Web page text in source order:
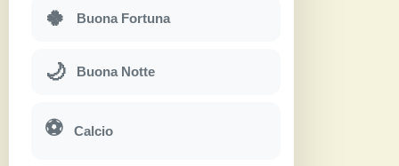
🍀 Buona Fortuna
🌙 Buona Notte
⚽ Calcio